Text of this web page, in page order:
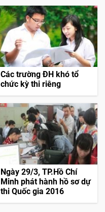
Các trường ĐH khó tổ
chức kỳ thi riêng
Ngày 29/3, TP.Hồ Chí
Minh phát hành hồ sơ dự
thi Quốc gia 2016